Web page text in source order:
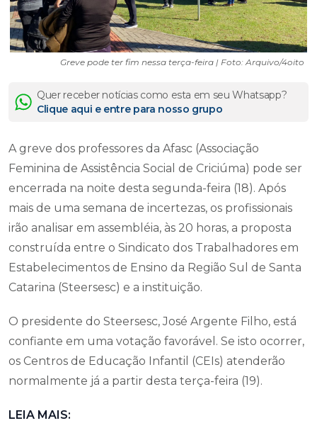
Greve pode ter fim nessa terça-feira | Foto: Arquivo/4oito
Quer receber notícias como esta em seu Whatsapp?
Clique aqui e entre para nosso grupo
A greve dos professores da Afasc (Associação
Feminina de Assistência Social de Criciúma) pode ser
encerrada na noite desta segunda-feira (18). Após
mais de uma semana de incertezas, os profissionais
irão analisar em assembléia, às 20 horas, a proposta
construída entre o Sindicato dos Trabalhadores em
Estabelecimentos de Ensino da Região Sul de Santa
Catarina (Steersesc) e a instituição.
O presidente do Steersesc, José Argente Filho, está
confiante em uma votação favorável. Se isto ocorrer,
os Centros de Educação Infantil (CEIs) atenderão
normalmente já a partir desta terça-feira (19).
LEIA MAIS: